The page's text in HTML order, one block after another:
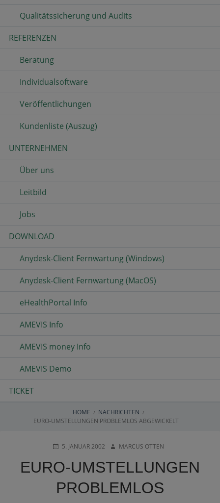
Qualitätssicherung und Audits
REFERENZEN
Beratung
Individualsoftware
Veröffentlichungen
Kundenliste (Auszug)
UNTERNEHMEN
Über uns
Leitbild
Jobs
DOWNLOAD
Anydesk-Client Fernwartung (Windows)
Anydesk-Client Fernwartung (MacOS)
eHealthPortal Info
AMEVIS Info
AMEVIS money Info
AMEVIS Demo
TICKET
BREADCRUMBS
HOME
NACHRICHTEN
EURO-UMSTELLUNGEN PROBLEMLOS ABGEWICKELT
POSTED5. JANUAR 2002 AUTHOR
MARCUS OTTEN
EURO-UMSTELLUNGEN
PROBLEMLOS